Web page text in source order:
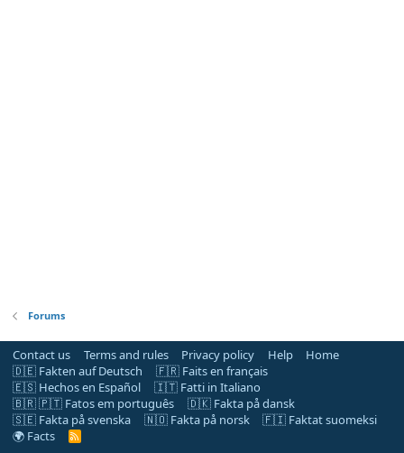
Forums
Contact us Terms and rules Privacy policy Help
Home
🇩🇪 Fakten auf Deutsch
🇫🇷 Faits en français
🇪🇸 Hechos en Español
🇮🇹 Fatti in Italiano
🇧🇷 🇵🇹 Fatos em português
🇩🇰 Fakta på dansk
🇸🇪 Fakta på svenska
🇳🇴 Fakta på norsk
🇫🇮 Faktat suomeksi
🌍 Facts
R